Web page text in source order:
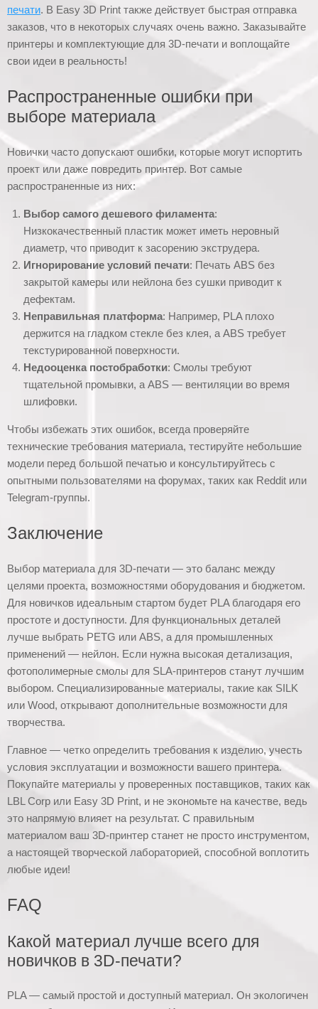
печати. В Easy 3D Print также действует быстрая отправка
заказов, что в некоторых случаях очень важно. Заказывайте
принтеры и комплектующие для 3D-печати и воплощайте
свои идеи в реальность!
Распространенные ошибки при
выборе материала
Новички часто допускают ошибки, которые могут испортить
проект или даже повредить принтер. Вот самые
распространенные из них:
Выбор самого дешевого филамента:
Низкокачественный пластик может иметь неровный
диаметр, что приводит к засорению экструдера.
Игнорирование условий печати: Печать ABS без
закрытой камеры или нейлона без сушки приводит к
дефектам.
Неправильная платформа: Например, PLA плохо
держится на гладком стекле без клея, а ABS требует
текстурированной поверхности.
Недооценка постобработки: Смолы требуют
тщательной промывки, а ABS — вентиляции во время
шлифовки.
Чтобы избежать этих ошибок, всегда проверяйте
технические требования материала, тестируйте небольшие
модели перед большой печатью и консультируйтесь с
опытными пользователями на форумах, таких как Reddit или
Telegram-группы.
Заключение
Выбор материала для 3D-печати — это баланс между
целями проекта, возможностями оборудования и бюджетом.
Для новичков идеальным стартом будет PLA благодаря его
простоте и доступности. Для функциональных деталей
лучше выбрать PETG или ABS, а для промышленных
применений — нейлон. Если нужна высокая детализация,
фотополимерные смолы для SLA-принтеров станут лучшим
выбором. Специализированные материалы, такие как SILK
или Wood, открывают дополнительные возможности для
творчества.
Главное — четко определить требования к изделию, учесть
условия эксплуатации и возможности вашего принтера.
Покупайте материалы у проверенных поставщиков, таких как
LBL Corp или Easy 3D Print, и не экономьте на качестве, ведь
это напрямую влияет на результат. С правильным
материалом ваш 3D-принтер станет не просто инструментом,
а настоящей творческой лабораторией, способной воплотить
любые идеи!
FAQ
Какой материал лучше всего для
новичков в 3D-печати?
PLA — самый простой и доступный материал. Он экологичен